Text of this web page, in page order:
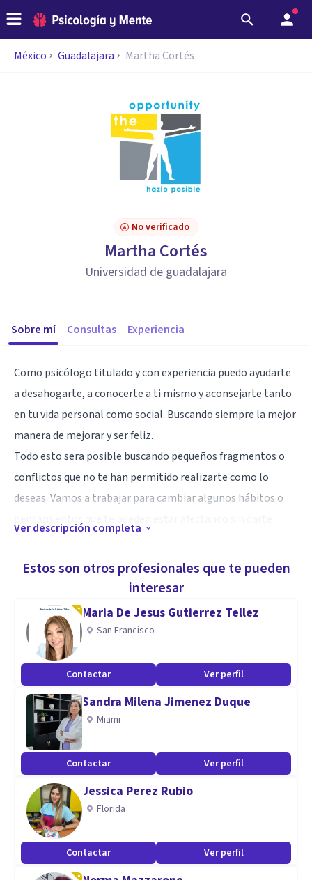
México Guadalajara Martha Cortés
No verificado
Martha Cortés
Universidad de guadalajara
Sobre mí Consultas Experiencia
Como psicólogo titulado y con experiencia puedo ayudarte
a desahogarte, a conocerte a ti mismo y aconsejarte tanto
en tu vida personal como social. Buscando siempre la mejor
manera de mejorar y ser feliz.
Todo esto sera posible buscando pequeños fragmentos o
conflictos que no te han permitido realizarte como lo
deseas. Vamos a trabajar para cambiar algunos hábitos o
Todos llegamos a necesitar un consejo y que mejor que
siempre poder contar con alguien que manejará tus
problemas de manera confidencial y con absoluto respeto.
Especialidad
Apertura mental, accesibilidad, Introspección, Habilidades
sociales, empatía y seguridad
Aptitudes
Psicología educativa, social, familiar y de pareja.
Ver descripción completa
Estos son otros profesionales que te pueden
interesar
Maria De Jesus Gutierrez Tellez
San Francisco
Contactar Ver perfil
Sandra Milena Jimenez Duque
Miami
Contactar Ver perfil
Jessica Perez Rubio
Florida
Contactar Ver perfil